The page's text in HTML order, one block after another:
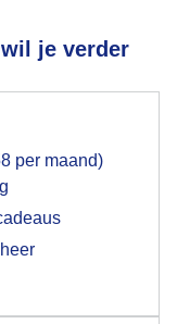
je verder
per maand)
voor het
hebt gegeven,
waarin